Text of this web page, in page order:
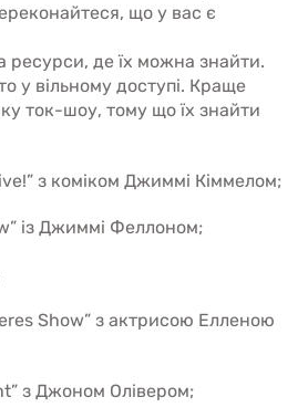
що у вас є
ресурси, де їх можна знайти.
у вільному доступі. Краще
ток-шоу, тому що їх знайти
з коміком Джиммі Кіммелом;
із Джиммі Феллоном;
Show” з актрисою Елленою
з Джоном Олівером;